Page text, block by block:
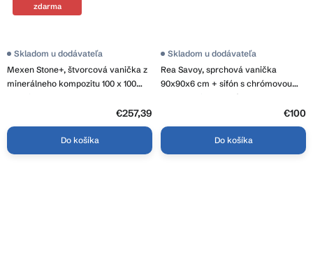
zdarma
Mexen Stone+, štvorcová vanička z
minerálneho kompozitu 100 x 100
Skladom u dodávateľa
€257,39
Do košíka
Rea Savoy, sprchová vanička
90x90x6 cm + sifón s chrómovou
krytkou, biela lesklá, REA-K1907
Skladom u dodávateľa
€100
Do košíka